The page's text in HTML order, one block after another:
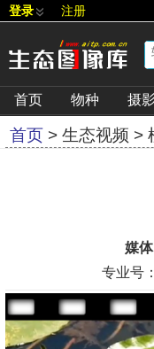
登录 注册
首页 物种 摄
首页 > 生态视频 >
媒
专业号：